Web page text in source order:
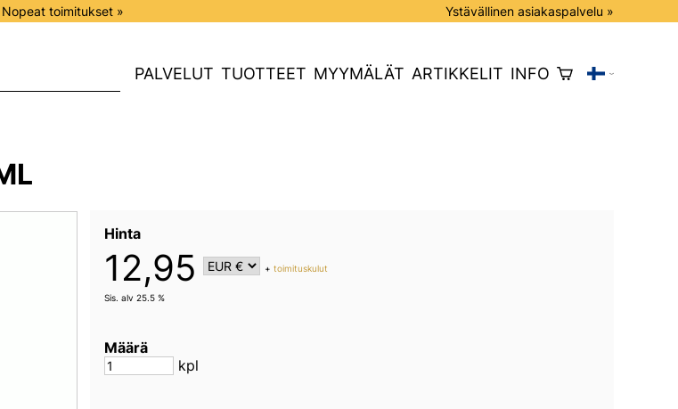
Nopeat toimitukset » Ystävällinen asiakaspalvelu »
PALVELUT TUOTTEET MYYMÄLÄT ARTIKKELIT INFO
Hinta
12,95 +toimituskulut
Sis. alv 25.5 %
Määrä
kpl